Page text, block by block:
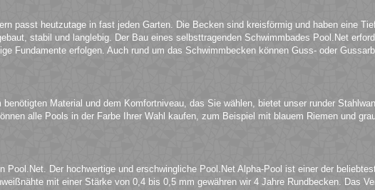
passt heutzutage in fast jeden Garten. Die Becken sind kreisförmig und haben eine
stabil und langlebig. Der Bau eines selbsttragenden Schwimmbades Pool.Net
Fundamente erfolgen. Auch rund um das Schwimmbecken können Guss- oder
Material und dem Komfortniveau, das Sie wählen, bietet unser runder
alle Pools in der Farbe Ihrer Wahl kaufen, zum Beispiel mit blauem Riemen und
Der hochwertige und erschwingliche Pool.Net Alpha-Pool ist einer der
mit einer Stärke von 0,4 bis 0,5 mm gewähren wir 4 Jahre Rundbecken. Das